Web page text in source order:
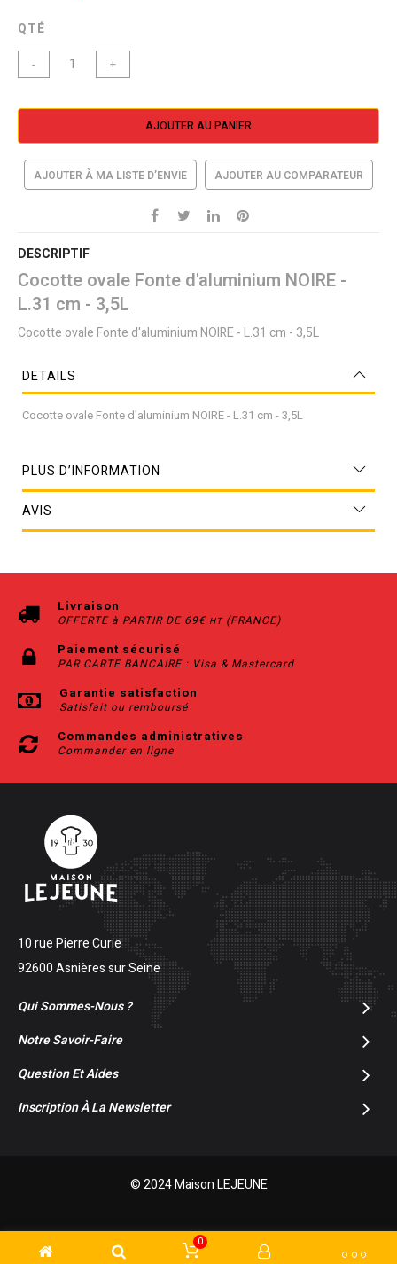
QTÉ
- +
AJOUTER AU PANIER
AJOUTER À MA LISTE D’ENVIE AJOUTER AU COMPARATEUR
DESCRIPTIF
Cocotte ovale Fonte d'aluminium NOIRE -
L.31 cm - 3,5L
Cocotte ovale Fonte d'aluminium NOIRE - L.31 cm - 3,5L
DETAILS
Cocotte ovale Fonte d'aluminium NOIRE - L.31 cm - 3,5L
PLUS D’INFORMATION
AVIS
Livraison
OFFERTE à PARTIR DE 69€ HT(FRANCE)
Paiement sécurisé
PAR CARTE BANCAIRE : Visa & Mastercard
Garantie satisfaction
Satisfait ou remboursé
Commandes administratives
Commander en ligne
10 rue Pierre Curie
92600 Asnières sur Seine
Qui Sommes-Nous ?
Notre Savoir-Faire
Question Et Aides
Inscription À La Newsletter
© 2024 Maison LEJEUNE
0